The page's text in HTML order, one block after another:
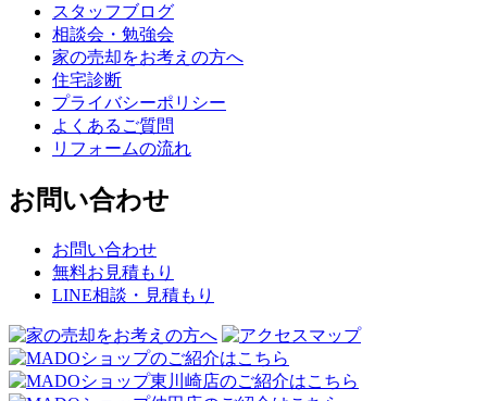
スタッフブログ
相談会・勉強会
家の売却をお考えの方へ
住宅診断
プライバシーポリシー
よくあるご質問
リフォームの流れ
お問い合わせ
お問い合わせ
無料お見積もり
LINE相談・見積もり